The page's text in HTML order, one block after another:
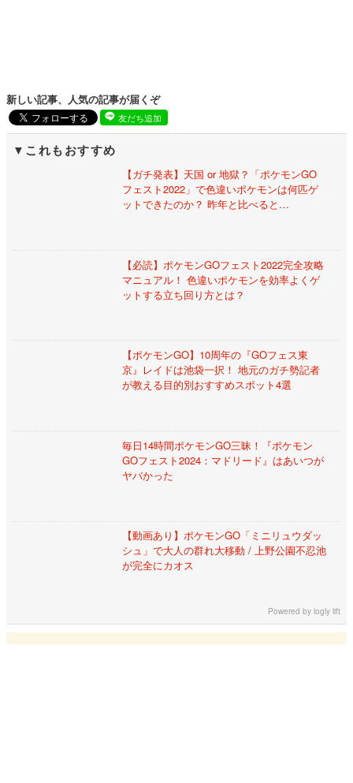
新しい記事、人気の記事が届くぞ
友だち追加
これもおすすめ
【ガチ発表】天国 or 地獄？「ポケモンGO
フェスト2022」で色違いポケモンは何匹ゲ
ットできたのか？ 昨年と比べると…
【必読】ポケモンGOフェスト2022完全攻略
マニュアル！ 色違いポケモンを効率よくゲ
ットする立ち回り方とは？
【ポケモンGO】10周年の『GOフェス東
京』レイドは池袋一択！ 地元のガチ勢記者
が教える目的別おすすめスポット4選
毎日14時間ポケモンGO三昧！『ポケモン
GOフェスト2024：マドリード』はあいつが
ヤバかった
【動画あり】ポケモンGO「ミニリュウダッ
シュ」で大人の群れ大移動 / 上野公園不忍池
が完全にカオス
Powered bylogly lift